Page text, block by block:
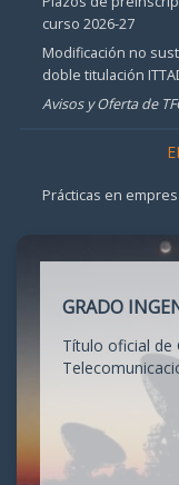
curso 2026-27
Modificación no
doble titulación
Avisos y Oferta de
Prácticas en
GRADO
Título oficial de